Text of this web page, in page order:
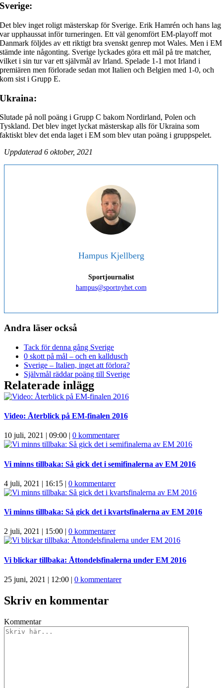
Sverige:
Det blev inget roligt mästerskap för Sverige. Erik Hamrén och hans lag
var upphaussat inför turneringen. Ett väl genomfört EM-playoff mot
Danmark följdes av ett riktigt bra svenskt genrep mot Wales. Men i EM
stämde inte någonting. Sverige lyckades göra ett mål på tre matcher,
vilket i sin tur var ett självmål av Irland. Spelade 1-1 mot Irland i
premiären men förlorade sedan mot Italien och Belgien med 1-0, och
kom sist i Grupp E.
Ukraina:
Slutade på noll poäng i Grupp C bakom Nordirland, Polen och
Tyskland. Det blev inget lyckat mästerskap alls för Ukraina som
faktiskt blev det enda laget i EM som blev utan poäng i gruppspelet.
Uppdaterad 6 oktober, 2021
Hampus Kjellberg
Sportjournalist
hampus@sportnyhet.com
Andra läser också
Tack för denna gång Sverige
0 skott på mål – och en kalldusch
Sverige – Italien, inget att förlora?
Självmål räddar poäng till Sverige
Relaterade inlägg
Video: Återblick på EM-finalen 2016
10 juli, 2021 | 09:00 | 0 kommentarer
Vi minns tillbaka: Så gick det i semifinalerna av EM 2016
4 juli, 2021 | 16:15 | 0 kommentarer
Vi minns tillbaka: Så gick det i kvartsfinalerna av EM 2016
2 juli, 2021 | 15:00 0 kommentarer
Vi blickar tillbaka: Åttondelsfinalerna under EM 2016
25 juni, 2021 | 12:00 | 0 kommentarer
Skriv en kommentar
Kommentar